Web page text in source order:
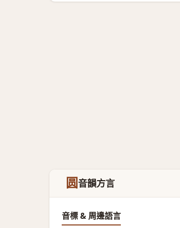
圆 音韻方言
音標 & 周邊語言